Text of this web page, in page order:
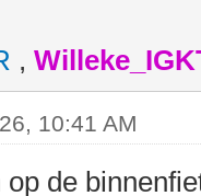
,
10:41 AM
op de